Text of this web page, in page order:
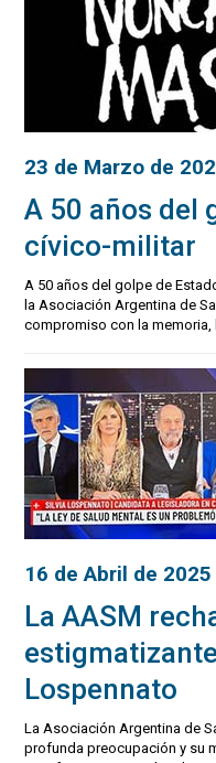
23 de Marzo de
A 50 años del
cívico-militar
A 50 años del golpe de
la Asociación Argentina de
compromiso con la memoria,
16 de Abril de 2025
La AASM
Lospennato
La Asociación Argentina de
profunda preocupación y su